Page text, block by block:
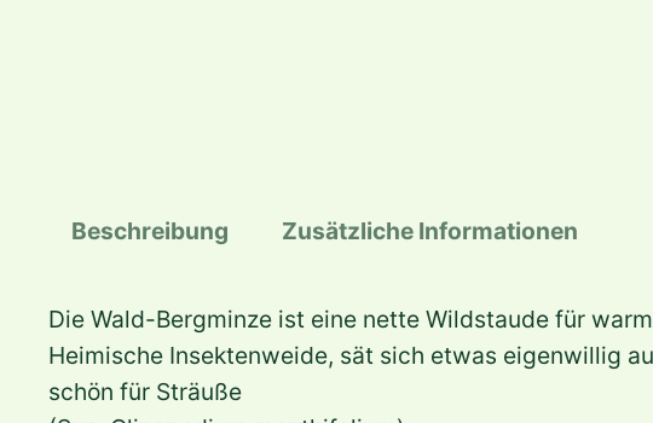
Beschreibung Zusätzliche Informationen
Die Wald-Bergminze ist eine nette Wildstaude für
Heimische Insektenweide, sät sich etwas eigenwillig
schön für Sträuße